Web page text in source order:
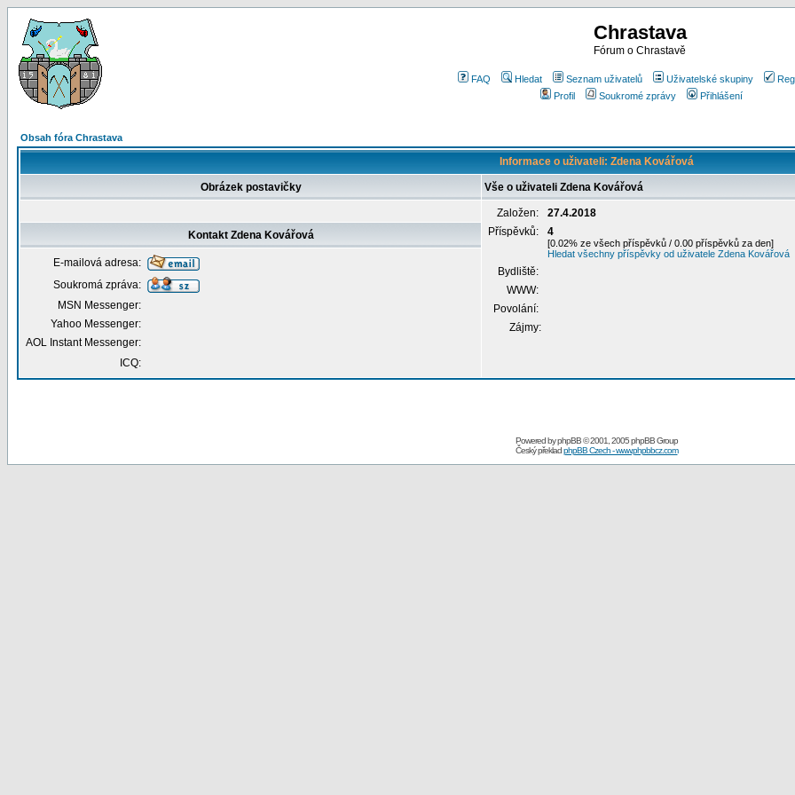
Chrastava
Fórum o Chrastavě
FAQ Hledat Seznam uživatelů Uživatelské skupiny
Profil
Soukromé zprávy Přihlášení
Obsah fóra Chrastava
Informace o uživateli: Zdena Kovářová
Obrázek postavičky Vše o uživateli Zdena Kovářová
Založen:
27.4.2018
Příspěvků:
4
[0.02% ze všech příspěvků / 0.00 příspěvků za den]
Hledat všechny příspěvky od uživatele Zdena Kovářová
Bydliště:
WWW:
Povolání:
Zájmy:
Kontakt Zdena Kovářová
E-mailová adresa:
Soukromá zpráva:
MSN Messenger:
Yahoo Messenger:
AOL Instant Messenger:
ICQ:
Powered byphpBB© 2001, 2005 phpBB Group
Český překladphpBB Czech - www.phpbbcz.com